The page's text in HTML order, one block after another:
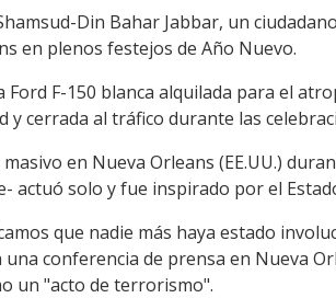
Din Bahar Jabbar, un
en plenos festejos de Año Nuevo.
F-150 blanca alquilada para el
y cerrada al tráfico durante las
en Nueva Orleans (EE.UU.)
actuó solo y fue inspirado por el
que nadie más haya estado
una conferencia de prensa en Nueva
un "acto de terrorismo".